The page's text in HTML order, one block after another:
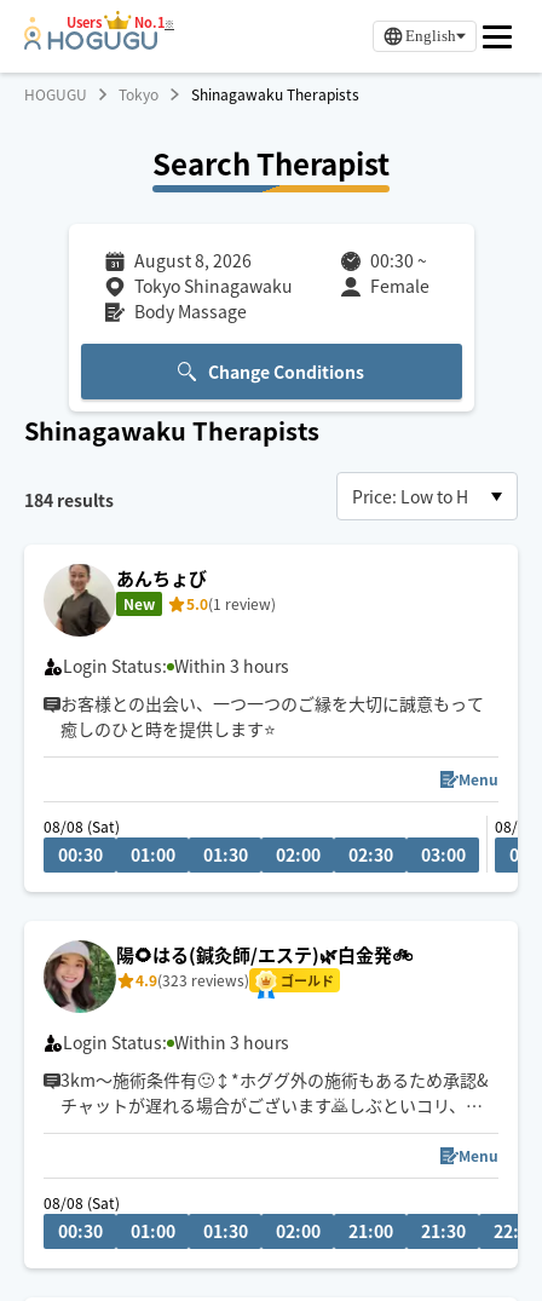
Users No.1※
English
HOGUGU Tokyo Shinagawaku Therapists
Search Therapist
August 8, 2026 00:30 ~
Tokyo Shinagawaku
Female
Body Massage
Change Conditions
Shinagawaku Therapists
184 results
あんちょび
New 5.0(1 review)
Login Status: Within 3 hours
お客様との出会い、一つ一つのご縁を大切に誠意もって
癒しのひと時を提供します⭐️
Menu
08/08 (Sat)
00:30 01:00 01:30 02:00 02:30 03:00
08/09
陽🌻はる(鍼灸師/エステ)🌿白金発🚲
4.9(323 reviews) ゴールド
Login Status: Within 3 hours
3km〜施術条件有🙂‍↕️*ホググ外の施術もあるため承認&
チャットが遅れる場合がございます🙇しぶといコリ、身
体の痛みが出てる方もお任せください🙌プロにも好評な
手技とその方の一番ほぐれやすい圧で翌日もスッキリの
施術をいたします！✨
※移動が3㎞~90分,6㎞~120分からの施術で承らせて頂き
ます🙏
Menu
08/08 (Sat)
00:30 01:00 01:30 02:00 21:00 21:30 22:00